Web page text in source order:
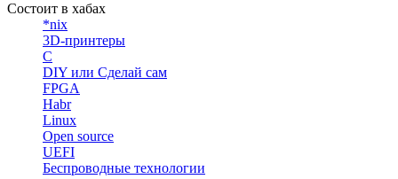
Состоит в хабах
*nix
3D-принтеры
C
DIY или Сделай сам
FPGA
Habr
Linux
Open source
UEFI
Беспроводные технологии